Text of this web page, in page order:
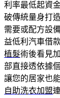
利率最低起資
破傳統量身打
需要或配方設
益低利汽車借
植髮術後看見
部直接透依據
讓您的居家也
自助洗衣加盟